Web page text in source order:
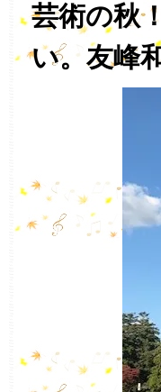
芸術の秋
い。友峰